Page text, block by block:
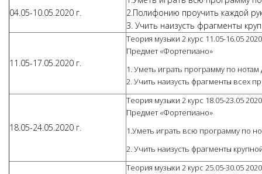
04.05-10.05.2020 г.
2.Полифонию проучить каждой
3. Учить наизусть фрагменты
11.05-17.05.2020 г.
Теория музыки 2 курс 11.05-16.05 2020
Предмет «Фортепиано»
1. Уметь играть программу по нотам
2. Учить наизусть фрагменты всех
18.05-24.05.2020 г.
Теория музыки 2 курс 18.05-23.05 2020
Предмет «Фортепиано»
1.Уметь играть всю программу по
2. Учить наизусть фрагменты
Теория музыки 2 курс 25.05-30.05 2020